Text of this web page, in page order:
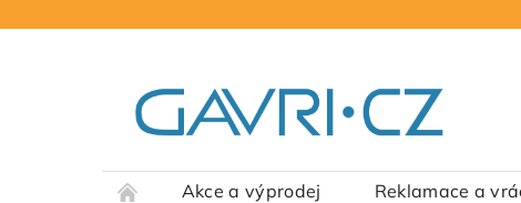
Akce a výprodej Reklamace a